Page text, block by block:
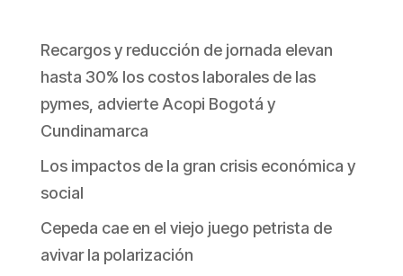
Recargos y reducción de jornada elevan
hasta 30% los costos laborales de las
pymes, advierte Acopi Bogotá y
Cundinamarca
Los impactos de la gran crisis económica y
social
Cepeda cae en el viejo juego petrista de
avivar la polarización